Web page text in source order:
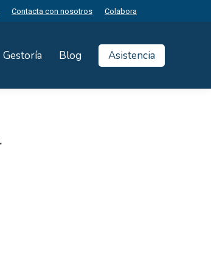
Contacta con nosotros Colabora
Gestoría Blog Asistencia